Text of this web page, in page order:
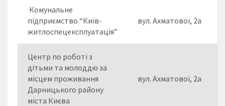
Комунальне
підприємство “Київ-
житлоспецексплуатація”
вул. Ахматової, 2а
Центр по роботі з
дітьми та молоддю за
місцем проживання
Дарницького району
міста Києва
вул. Ахматової, 2а